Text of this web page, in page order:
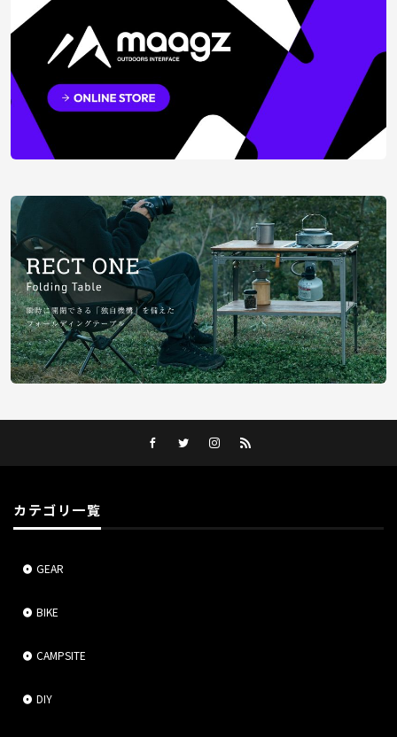
カテゴリ一覧
GEAR
BIKE
CAMPSITE
DIY